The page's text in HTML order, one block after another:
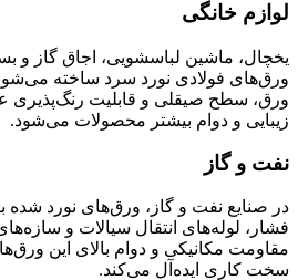
لوازم خانگی
یخچال، ماشین لباسشویی، اجاق گاز و
ورق‌های فولادی نورد سرد ساخته
ورق، سطح صیقلی و قابلیت رنگ‌پذیری
زیبایی و دوام بیشتر محصولات می‌شود.
نفت و گاز
در صنایع نفت و گاز، ورق‌های نورد شده
فشار، لوله‌های انتقال سیالات و
مقاومت مکانیکی و دوام بالای این
سخت کاری ایده‌آل می‌کند.